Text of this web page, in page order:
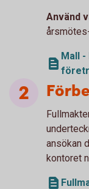
Använd
Mall
ansökan
kontoret